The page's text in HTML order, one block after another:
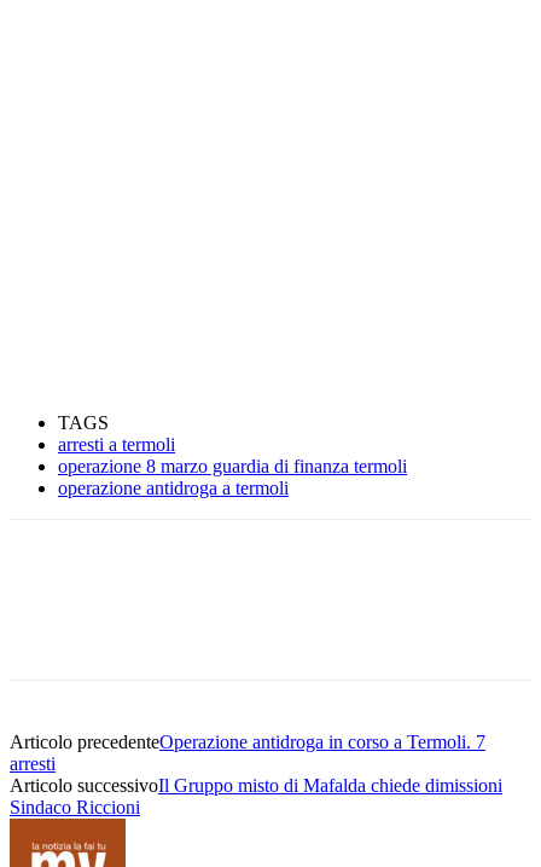
TAGS
arresti a termoli
operazione 8 marzo guardia di finanza termoli
operazione antidroga a termoli
Articolo precedenteOperazione antidroga in corso a Termoli. 7
arresti
Articolo successivoIl Gruppo misto di Mafalda chiede dimissioni
Sindaco Riccioni